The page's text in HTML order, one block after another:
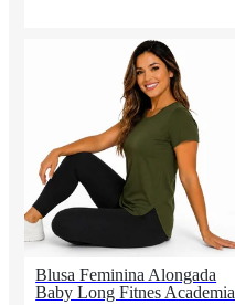
Blusa Feminina Alongada
Baby Long Fitnes Academia